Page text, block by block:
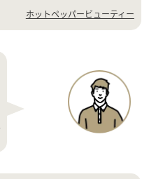
ホットペッパービューティー